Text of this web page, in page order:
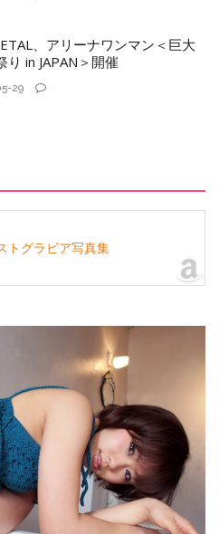
、アリーナワンマン＜巨大
り in JAPAN＞開催
29
トグラビア写真集